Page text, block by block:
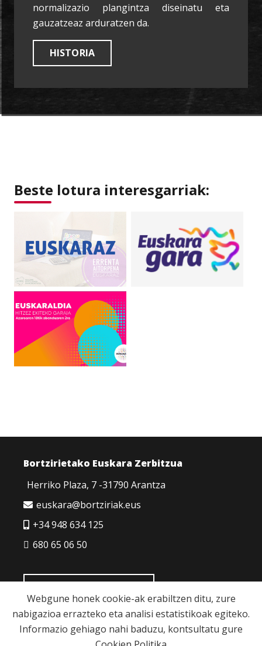
normalizazio plangintza diseinatu eta
gauzatzeaz arduratzen da.
HISTORIA
Beste lotura interesgarriak:
Bortzirietako Euskara Zerbitzua
Herriko Plaza, 7 -31790 Arantza
euskara@bortziriak.eus
+34 948 634 125
680 65 06 50
Webgune honek cookie-ak erabiltzen ditu, zure
nabigazioa errazteko eta analisi estatistikoak egiteko.
Informazio gehiago nahi baduzu, kontsultatu gure